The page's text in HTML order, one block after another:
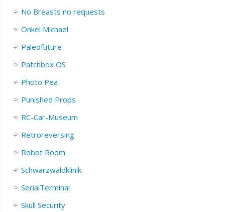
No Breasts no requests
Onkel Michael
Paleofuture
Patchbox OS
Photo Pea
Punished Props
RC-Car-Museum
Retroreversing
Robot Room
Schwarzwaldklinik
SerialTerminal
Skull Security